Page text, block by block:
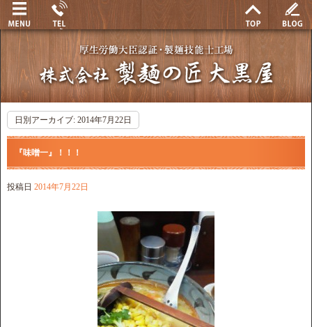
日別アーカイブ: 2014年7月22日
『味噌一』！！！
投稿日 2014年7月22日